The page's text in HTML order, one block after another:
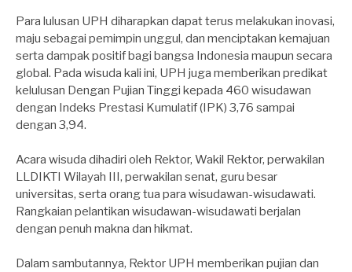
Para lulusan UPH diharapkan dapat terus melakukan inovasi,
maju sebagai pemimpin unggul, dan menciptakan kemajuan
serta dampak positif bagi bangsa Indonesia maupun secara
global. Pada wisuda kali ini, UPH juga memberikan predikat
kelulusan Dengan Pujian Tinggi kepada 460 wisudawan
dengan Indeks Prestasi Kumulatif (IPK) 3,76 sampai
dengan 3,94.
Acara wisuda dihadiri oleh Rektor, Wakil Rektor, perwakilan
LLDIKTI Wilayah III, perwakilan senat, guru besar
universitas, serta orang tua para wisudawan-wisudawati.
Rangkaian pelantikan wisudawan-wisudawati berjalan
dengan penuh makna dan hikmat.
Dalam sambutannya, Rektor UPH memberikan pujian dan